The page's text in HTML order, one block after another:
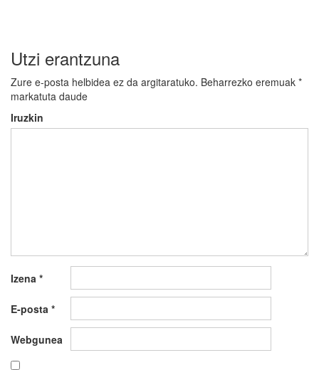
Utzi erantzuna
Zure e-posta helbidea ez da argitaratuko. Beharrezko eremuak *
markatuta daude
Iruzkin
Izena *
E-posta *
Webgunea